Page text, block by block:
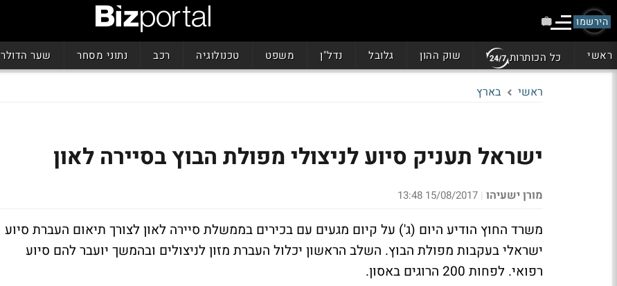
הירשמו
ראשי כל הכותרות שוק ההון גלובל נדל"ן משפט טכנולוגיה רכב נתוני מסחר שער הדולר
ראשי בארץ
ישראל תעניק סיוע לניצולי מפולת הבוץ בסיירה לאון
מורן ישעיהו |
15/08/2017 13:48
משרד החוץ הודיע היום (ג') על קיום מגעים עם בכירים בממשלת סיירה לאון לצורך תיאום העברת סיוע
ישראלי בעקבות מפולת הבוץ. השלב הראשון יכלול העברת מזון לניצולים ובהמשך יועבר להם סיוע
רפואי. לפחות 200 הרוגים באסון.